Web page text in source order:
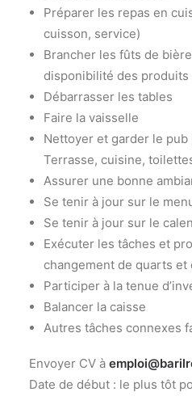
Préparer les repas en
cuisson, service)
Brancher les fûts de
disponibilité des produits
Débarrasser les tables
Faire la vaisselle
Nettoyer et garder le pub
Terrasse, cuisine,
Assurer une bonne
Se tenir à jour sur le
Se tenir à jour sur le
Exécuter les tâches et
changement de quarts et
Participer à la tenue
Balancer la caisse
Autres tâches connexes
Envoyer CV à
Date de début : le plus tôt